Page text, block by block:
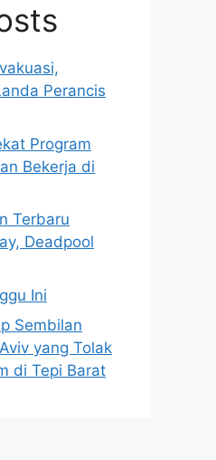
Perancis
Program
Bekerja di
Terbaru
Deadpool
Ini
Sembilan
yang Tolak
di Tepi Barat